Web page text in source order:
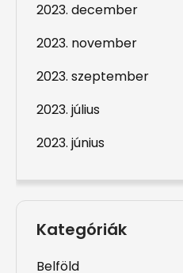
2023. december
2023. november
2023. szeptember
2023. július
2023. június
Kategóriák
Belföld